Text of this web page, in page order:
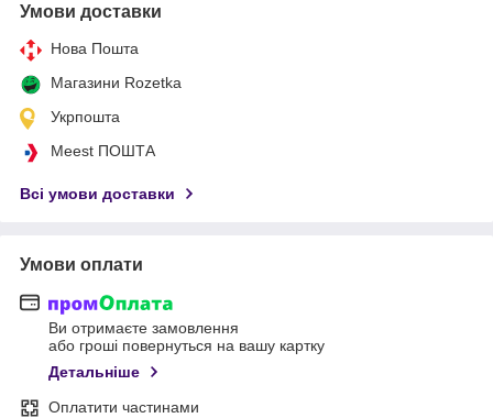
Умови доставки
Нова Пошта
Магазини Rozetka
Укрпошта
Meest ПОШТА
Всі умови доставки
Умови оплати
Ви отримаєте замовлення
або гроші повернуться на вашу картку
Детальніше
Оплатити частинами